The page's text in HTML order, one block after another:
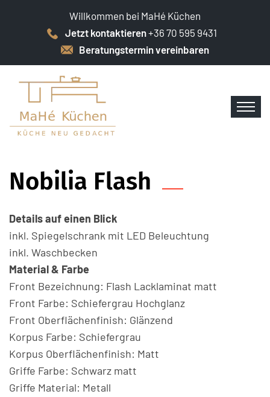
Willkommen bei MaHé Küchen
Jetzt kontaktieren+36 70 595 9431
Beratungstermin vereinbaren
Nobilia Flash
Details auf einen Blick
inkl. Spiegelschrank mit LED Beleuchtung
inkl. Waschbecken
Material & Farbe
Front Bezeichnung: Flash Lacklaminat matt
Front Farbe: Schiefergrau Hochglanz
Front Oberflächenfinish: Glänzend
Korpus Farbe: Schiefergrau
Korpus Oberflächenfinish: Matt
Griffe Farbe: Schwarz matt
Griffe Material: Metall